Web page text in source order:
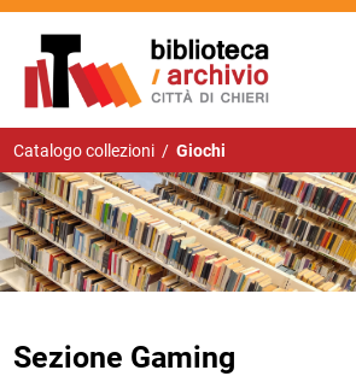
Catalogo collezioni / Giochi
Sezione Gaming